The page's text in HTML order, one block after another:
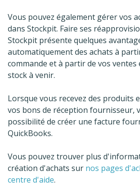
Vous pouvez également gérer vos
dans Stockpit. Faire ses
Stockpit présente quelques
automatiquement des achats à
commande et à partir de vos ventes
stock à venir.
Lorsque vous recevez des produits
vos bons de réception fournisseur,
possibilité de créer une facture
QuickBooks.
Vous pouvez trouver plus
création d'achats sur nos pages
centre d'aide.